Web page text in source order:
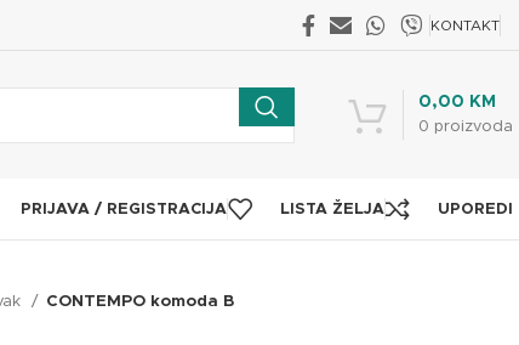
KONTAKT
0 proizvoda
0,00 KM
PRIJAVA / REGISTRACIJA LISTA ŽELJA UPOREDI
CONTEMPO komoda B